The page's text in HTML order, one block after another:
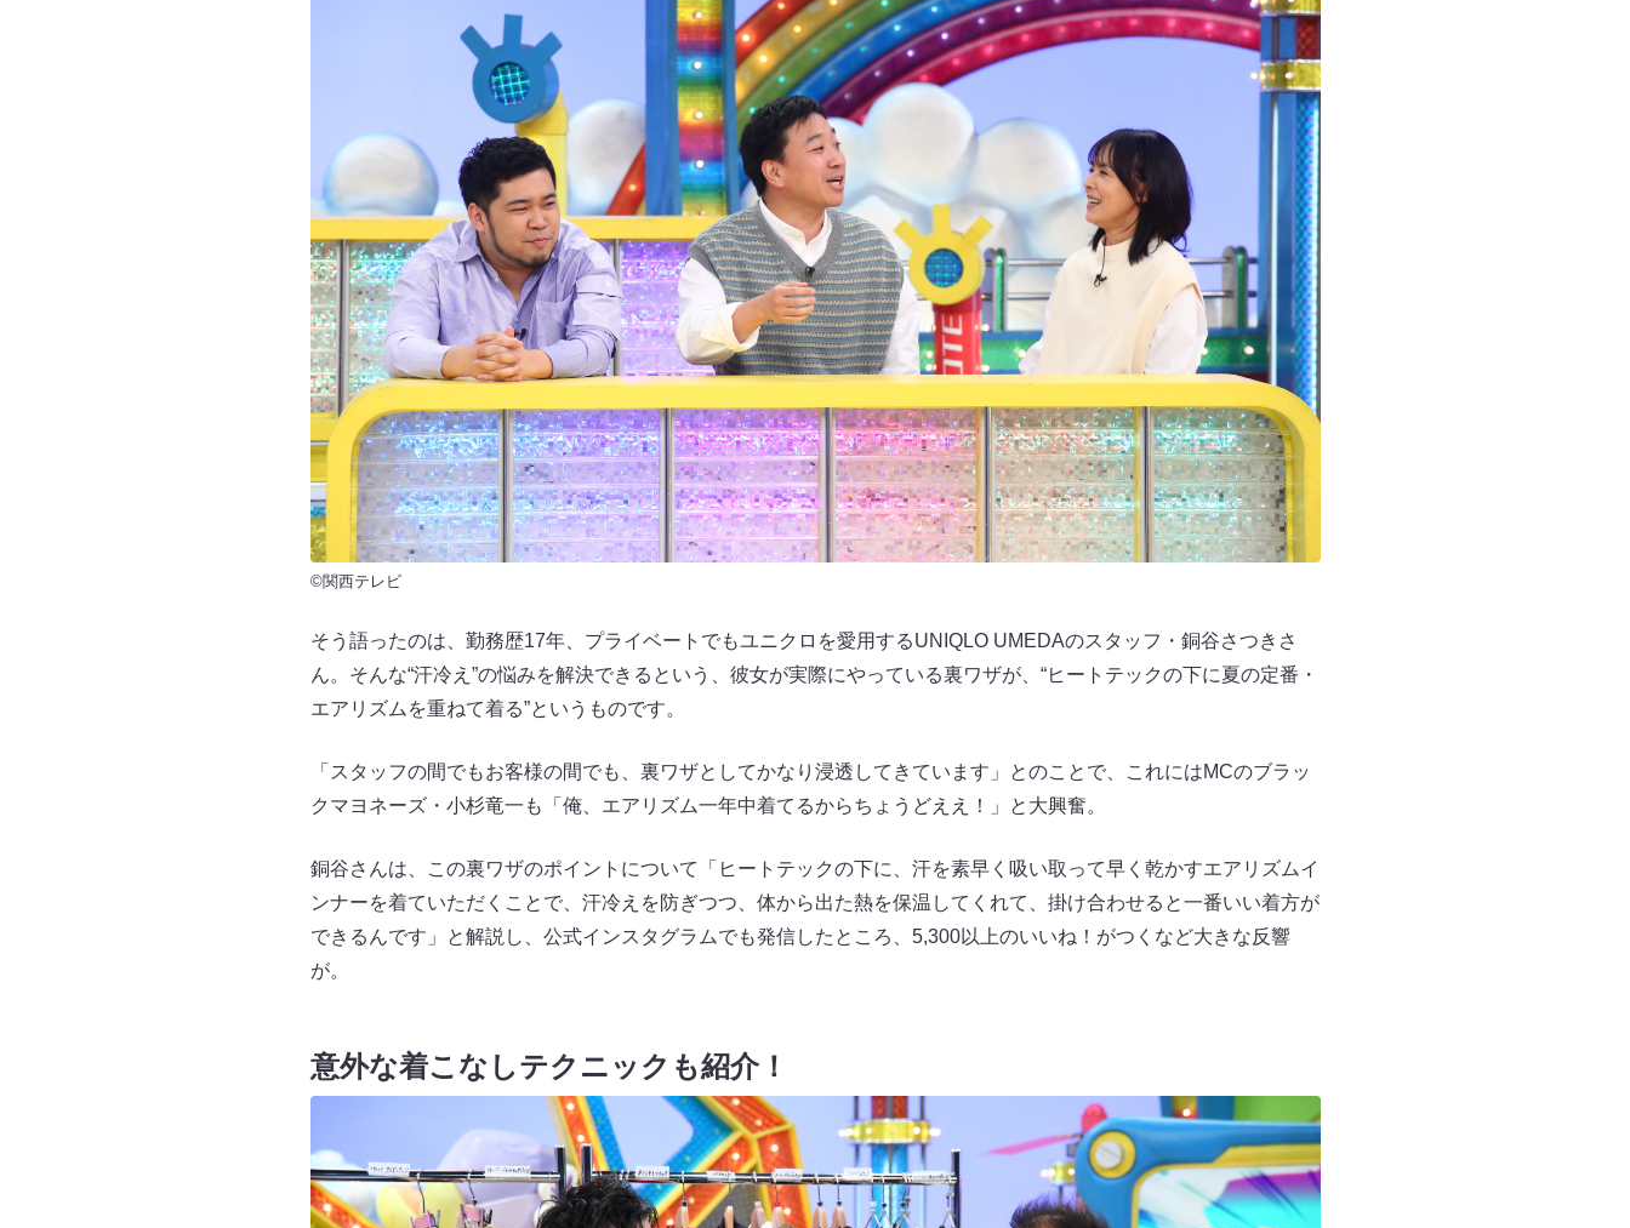
©関西テレビ
そう語ったのは、勤務歴17年、プライベートでもユニクロを愛用するUNIQLO UMEDAのスタッフ・銅谷さつきさ
ん。そんな“汗冷え”の悩みを解決できるという、彼女が実際にやっている裏ワザが、“ヒートテックの下に夏の定番・
エアリズムを重ねて着る”というものです。
「スタッフの間でもお客様の間でも、裏ワザとしてかなり浸透してきています」とのことで、これにはMCのブラッ
クマヨネーズ・小杉竜一も「俺、エアリズム一年中着てるからちょうどええ！」と大興奮。
銅谷さんは、この裏ワザのポイントについて「ヒートテックの下に、汗を素早く吸い取って早く乾かすエアリズムイ
ンナーを着ていただくことで、汗冷えを防ぎつつ、体から出た熱を保温してくれて、掛け合わせると一番いい着方が
できるんです」と解説し、公式インスタグラムでも発信したところ、5,300以上のいいね！がつくなど大きな反響
が。
意外な着こなしテクニックも紹介！